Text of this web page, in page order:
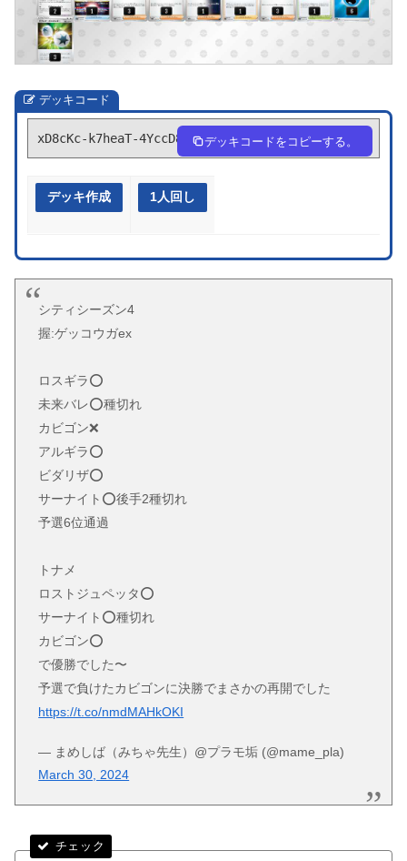
デッキコード
xD8cKc-k7heaT-4YccD8 デッキコードをコピーする。
デッキ作成 1人回し
シティシーズン4
握:ゲッコウガex
ロスギラ⭕️
未来バレ⭕️種切れ
カビゴン❌
アルギラ⭕️
ビダリザ⭕️
サーナイト⭕️後手2種切れ
予選6位通過
トナメ
ロストジュペッタ⭕️
サーナイト⭕️種切れ
カビゴン⭕️
で優勝でした〜
予選で負けたカビゴンに決勝でまさかの再開でした
https://t.co/nmdMAHkOKI
— まめしば（みちゃ先生）@プラモ垢 (@mame_pla)
March 30, 2024